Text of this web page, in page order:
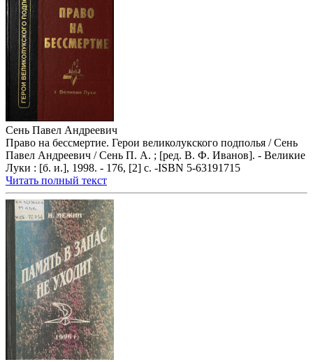
Сень Павел Андреевич
Право на бессмертие. Герои великолукского подполья / Сень
Павел Андреевич / Сень П. А. ; [ред. В. Ф. Иванов]. - Великие
Луки : [б. и.], 1998. - 176, [2] с. -ISBN 5-63191715
Читать полный текст